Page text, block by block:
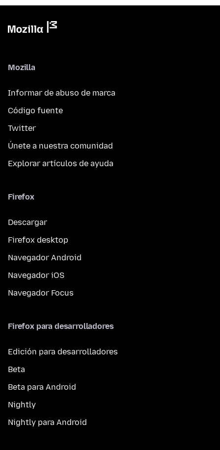
Mozilla
Informar de abuso de marca
Código fuente
Twitter
Únete a nuestra comunidad
Explorar artículos de ayuda
Firefox
Descargar
Firefox desktop
Navegador Android
Navegador iOS
Navegador Focus
Firefox para desarrolladores
Edición para desarrolladores
Beta
Beta para Android
Nightly
Nightly para Android